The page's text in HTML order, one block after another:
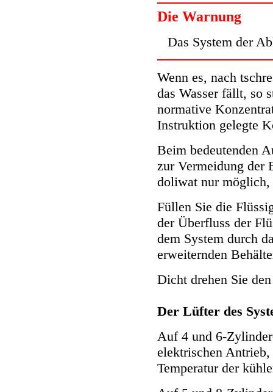
Die Warnung
Das System der
Wenn es, nach
das Wasser fällt, so
normative
Instruktion gelegte
Beim bedeutenden
zur Vermeidung der
doliwat nur möglich,
Füllen Sie die
der Überfluss der
dem System durch
erweiternden
Dicht drehen Sie
Der Lüfter des
Auf 4 und 6-
elektrischen
Temperatur der